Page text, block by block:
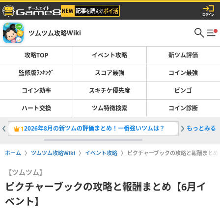
ツムツム攻略Wiki
攻略TOP イベント攻略 新ツム評価
監修版ﾗﾝｷﾝｸﾞ スコア最強 コイン最強
コイン効率 スキチケ優先度 ビンゴ
ハート交換 ツム特徴検索 コイン診断
12026年8月の新ツムの評価まとめ！一番強いツムは？ 2アウト
もっとみる
ホーム ツムツム攻略Wiki イベント攻略 ピクチャーブックの攻略と報酬まと
【ツムツム】
ピクチャーブックの攻略と報酬まとめ【6月イ
ベント】